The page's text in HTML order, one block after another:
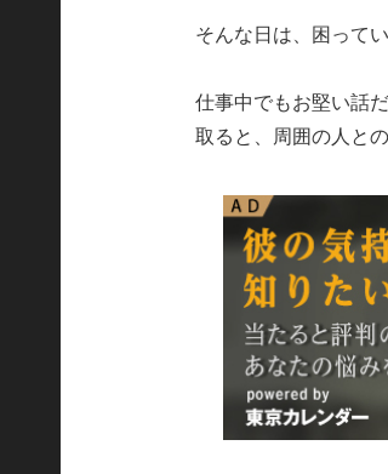
そんな日は、困って
仕事中でもお堅い話
取ると、周囲の人と